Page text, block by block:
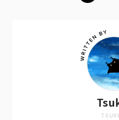
TSUKI